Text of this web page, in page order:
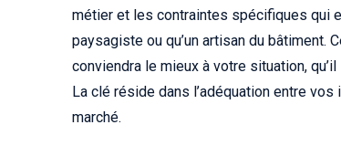
métier et les contraintes spécifiques qui
paysagiste ou qu’un artisan du bâtiment.
conviendra le mieux à votre situation,
La clé réside dans l’adéquation entre
marché.